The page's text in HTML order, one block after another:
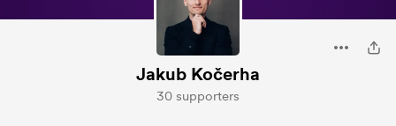
Jakub Kočerha
30 supporters